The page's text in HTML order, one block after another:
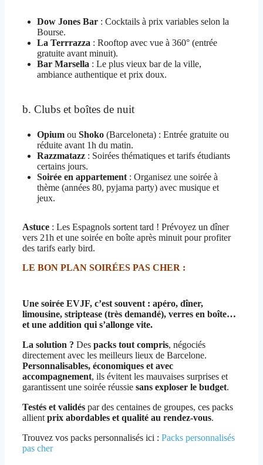
Dow Jones Bar : Cocktails à prix variables selon la
Bourse.
La Terrrazza : Rooftop avec vue à 360° (entrée
gratuite avant minuit).
Bar Marsella : Le plus vieux bar de la ville,
ambiance authentique et prix doux.
b. Clubs et boîtes de nuit
Opium ou Shoko (Barceloneta) : Entrée gratuite ou
réduite avant 1h du matin.
Razzmatazz : Soirées thématiques et tarifs étudiants
certains jours.
Soirée en appartement : Organisez une soirée à
thème (années 80, pyjama party) avec musique et
jeux.
Astuce : Les Espagnols sortent tard ! Prévoyez un dîner
vers 21h et une soirée en boîte après minuit pour profiter
des tarifs early bird.
LE BON PLAN SOIRÉES PAS CHER :
Une soirée EVJF, c’est souvent : apéro, dîner,
limousine, striptease (très demandé), verres en boîte…
et une addition qui s’allonge vite.
La solution ? Des packs tout compris, négociés
directement avec les meilleurs lieux de Barcelone.
Personnalisables, économiques et avec
accompagnement, ils évitent les mauvaises surprises et
garantissent une soirée réussie sans exploser le budget.
Testés et validés par des centaines de groupes, ces packs
allient prix abordables et qualité au rendez-vous.
Trouvez vos packs personnalisés ici : Packs personnalisés
pas cher